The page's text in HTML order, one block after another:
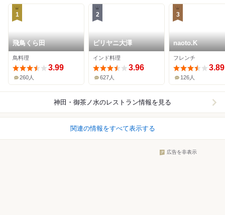
1
飛鳥くら田
鳥料理
3.99
260人
2
ビリヤニ大澤
インド料理
3.96
627人
3
naoto.K
フレンチ
3.89
126人
神田・御茶ノ水のレストラン情報を見る
関連の情報をすべて表示する
広告を非表示